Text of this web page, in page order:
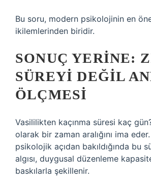
Bu soru, modern psikolojinin en
ikilemlerinden biridir.
SONUÇ YERINE:
SÜREYI DEĞIL
ÖLÇMESI
Vasililikten kaçınma süresi kaç
olarak bir zaman aralığını ima
psikolojik açıdan bakıldığında bu
algısı, duygusal düzenleme
baskılarla şekillenir.